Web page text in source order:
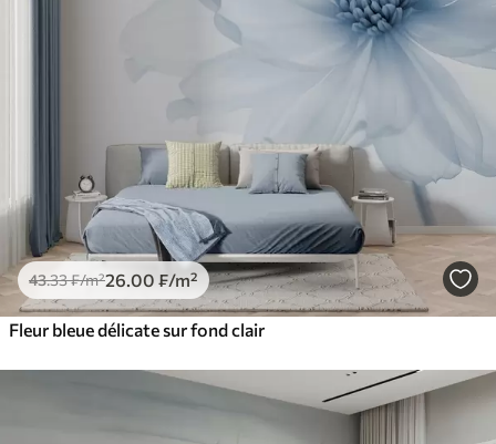
43.33₣/m²26 .00 ₣/m²
Fleur bleue délicate sur fond clair